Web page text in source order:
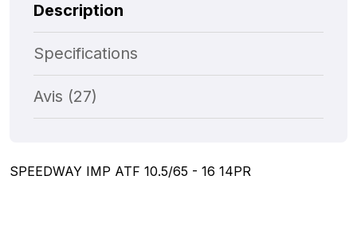
Description
Specifications
Avis (27)
SPEEDWAY IMP ATF 10.5/65 - 16 14PR